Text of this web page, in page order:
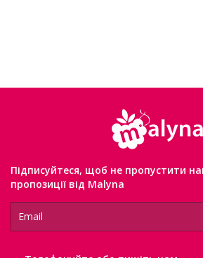
Підписуйтеся, щоб не пропустити
пропозиції від Malyna